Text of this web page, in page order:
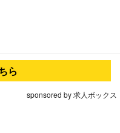
ら
sponsored by 求人ボックス